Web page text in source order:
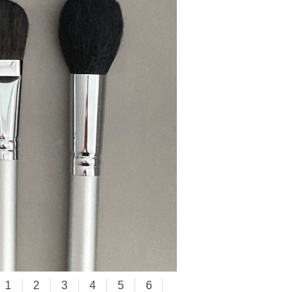
1 2 3 4 5 6